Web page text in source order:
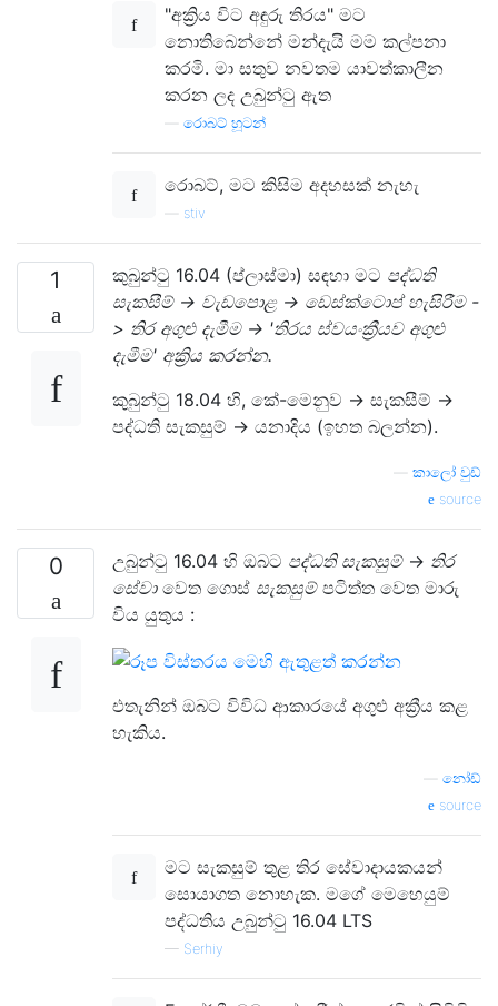
"අක්‍රිය විට අඳුරු තිරය" මට
නොතිබෙන්නේ මන්දැයි මම කල්පනා
කරමි. මා සතුව නවතම යාවත්කාලීන
කරන ලද උබුන්ටු ඇත
රොබට් හූටන්
රොබට්, මට කිසිම අදහසක් නැහැ
stiv
1 කුබුන්ටු 16.04 (ප්ලාස්මා) සඳහා මට පද්ධති
සැකසීම් -> වැඩපොළ -> ඩෙස්ක්ටොප් හැසිරීම -
> තිර අගුළු දැමීම -> 'තිරය ස්වයංක්‍රීයව අගුළු
දැමීම' අක්‍රිය කරන්න.
කුබුන්ටු 18.04 හි, කේ-මෙනුව -> සැකසීම් ->
පද්ධති සැකසුම් -> යනාදිය (ඉහත බලන්න).
කාලෝ වුඩ්
source
0 උබුන්ටු 16.04 හි ඔබට පද්ධති සැකසුම්-> තිර
සේවාවෙත ගොස් සැකසුම්පටිත්ත වෙත මාරු
විය යුතුය :
එතැනින් ඔබට විවිධ ආකාරයේ අගුළු අක්‍රීය කළ
හැකිය.
නෝඩ්
source
මට සැකසුම් තුළ තිර සේවාදායකයන්
සොයාගත නොහැක. මගේ මෙහෙයුම්
පද්ධතිය උබුන්ටු 16.04 LTS
— Serhiy